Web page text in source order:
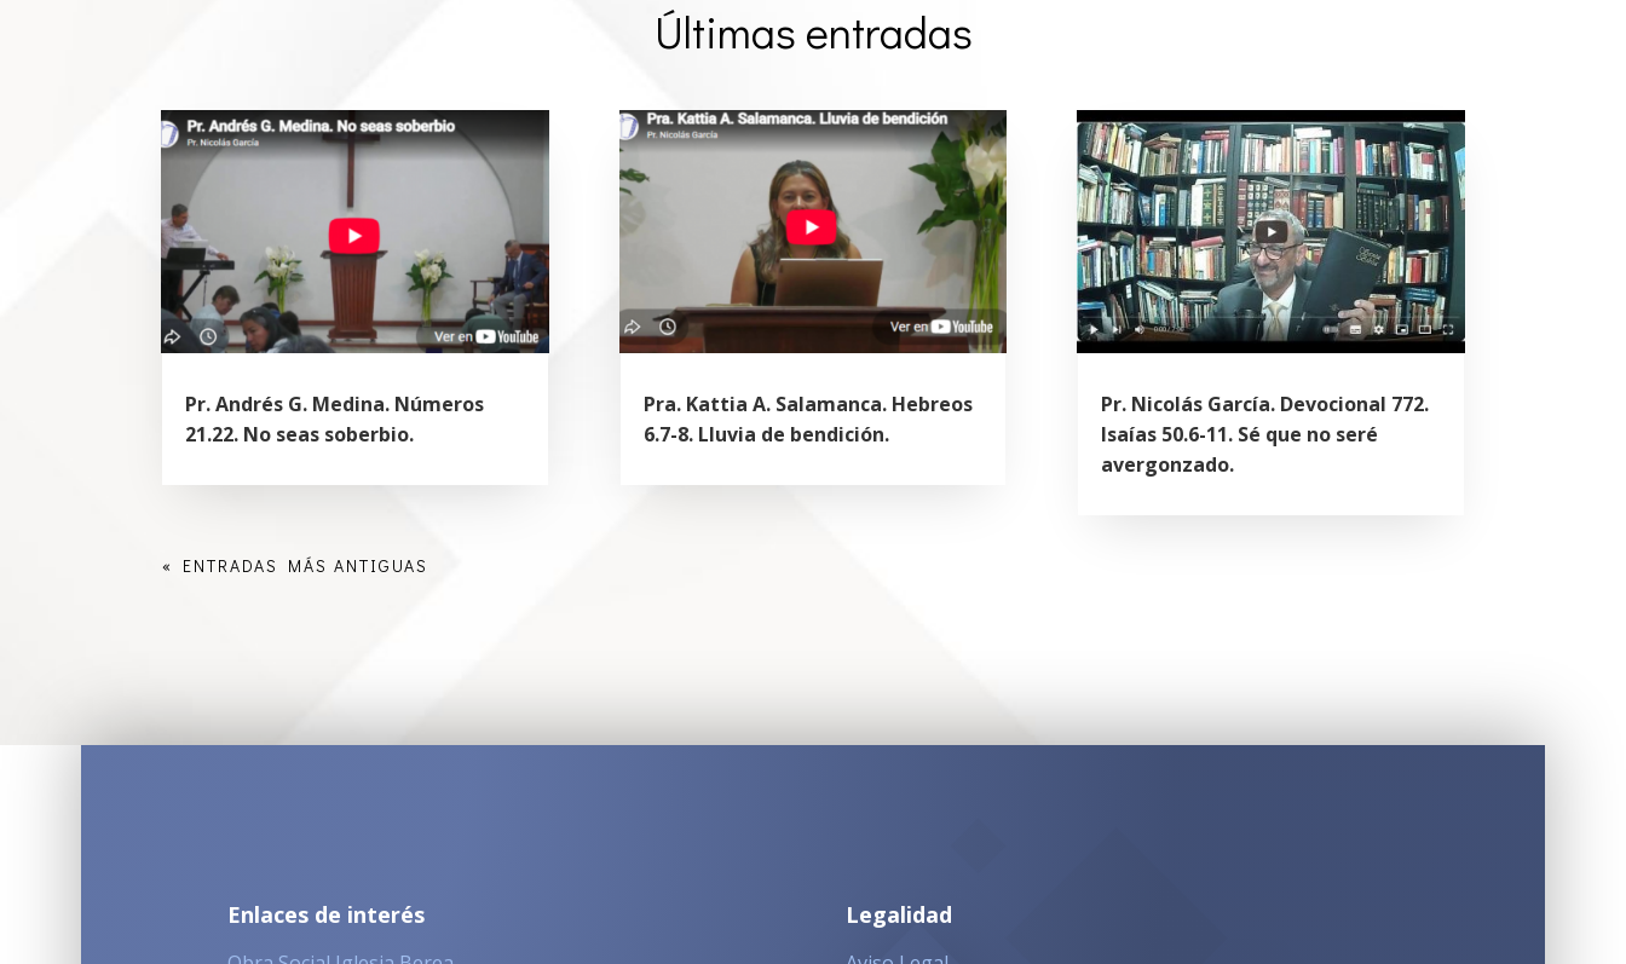
Últimas entradas
Pr. Andrés G. Medina. Números
21.22. No seas soberbio.
Pra. Kattia A. Salamanca. Hebreos
6.7-8. Lluvia de bendición.
Pr. Nicolás García. Devocional 772.
Isaías 50.6-11. Sé que no seré
avergonzado.
« ENTRADAS MÁS ANTIGUAS
Enlaces de interés Legalidad